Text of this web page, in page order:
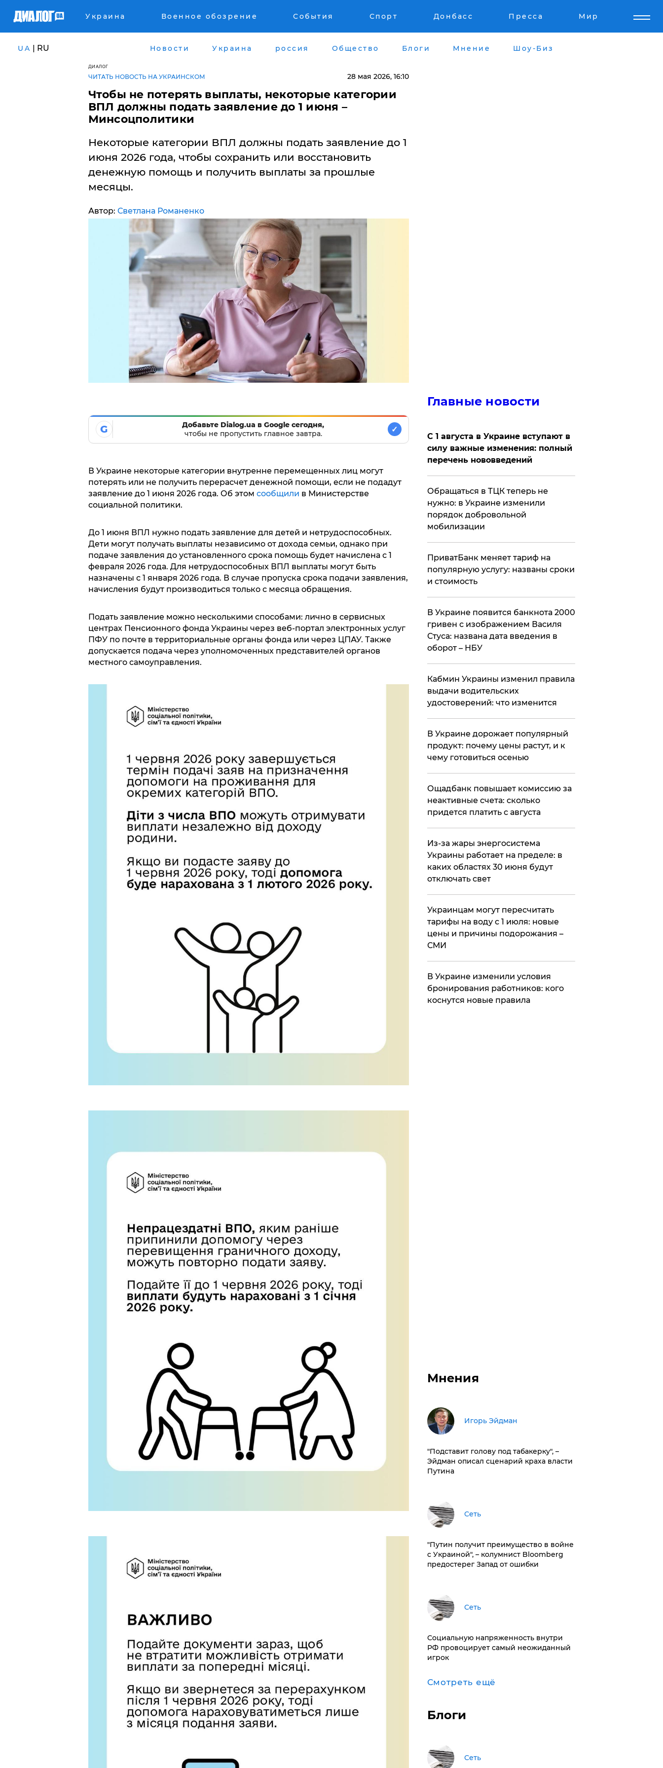
Украина Военное обозрение События Спорт Донбасс Пресса Мир
UA | RU Новости Украина россия Общество Блоги Мнение Шоу-Биз
ДИАЛОГ
ЧИТАТЬ НОВОСТЬ НА УКРАИНСКОМ 28 мая 2026, 16:10
Чтобы не потерять выплаты, некоторые категории
ВПЛ должны подать заявление до 1 июня –
Минсоцполитики
Некоторые категории ВПЛ должны подать заявление до 1
июня 2026 года, чтобы сохранить или восстановить
денежную помощь и получить выплаты за прошлые
месяцы.
Автор: Светлана Романенко
G
Добавьте Dialog.ua в Google сегодня,
чтобы не пропустить главное завтра.
✓
В Украине некоторые категории внутренне перемещенных лиц могут
потерять или не получить перерасчет денежной помощи, если не подадут
заявление до 1 июня 2026 года. Об этом сообщили в Министерстве
социальной политики.
До 1 июня ВПЛ нужно подать заявление для детей и нетрудоспособных.
Дети могут получать выплаты независимо от дохода семьи, однако при
подаче заявления до установленного срока помощь будет начислена с 1
февраля 2026 года. Для нетрудоспособных ВПЛ выплаты могут быть
назначены с 1 января 2026 года. В случае пропуска срока подачи заявления,
начисления будут производиться только с месяца обращения.
Подать заявление можно несколькими способами: лично в сервисных
центрах Пенсионного фонда Украины через веб-портал электронных услуг
ПФУ по почте в территориальные органы фонда или через ЦПАУ. Также
допускается подача через уполномоченных представителей органов
местного самоуправления.
Главные новости
С 1 августа в Украине вступают в
силу важные изменения: полный
перечень нововведений
Обращаться в ТЦК теперь не
нужно: в Украине изменили
порядок добровольной
мобилизации
ПриватБанк меняет тариф на
популярную услугу: названы сроки
и стоимость
В Украине появится банкнота 2000
гривен с изображением Василя
Стуса: названа дата введения в
оборот – НБУ
Кабмин Украины изменил правила
выдачи водительских
удостоверений: что изменится
В Украине дорожает популярный
продукт: почему цены растут, и к
чему готовиться осенью
​Ощадбанк повышает комиссию за
неактивные счета: сколько
придется платить с августа
Из-за жары энергосистема
Украины работает на пределе: в
каких областях 30 июня будут
отключать свет
Украинцам могут пересчитать
тарифы на воду с 1 июля: новые
цены и причины подорожания –
СМИ
В Украине изменили условия
бронирования работников: кого
коснутся новые правила
Мнения
Игорь Эйдман
​"Подставит голову под табакерку", –
Эйдман описал сценарий краха власти
Путина
Сеть
"Путин получит преимущество в войне
с Украиной", – колумнист Bloomberg
предостерег Запад от ошибки
Сеть
Социальную напряженность внутри
РФ провоцирует самый неожиданный
игрок
Смотреть ещё
Блоги
Сеть